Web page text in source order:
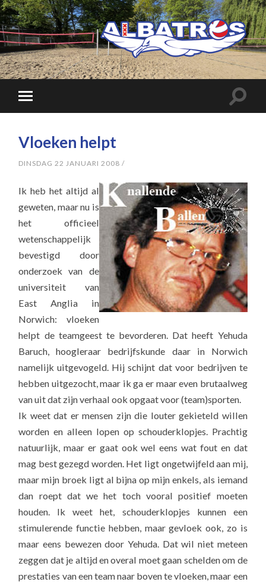
Vloeken helpt
DINSDAG 22 JANUARI 2008 /
Ik heb het altijd al
geweten, maar nu is
het officieel
wetenschappelijk
bevestigd door
onderzoek van de
universiteit van
East Anglia in
Norwich: vloeken
helpt de teamgeest te bevorderen. Dat heeft Yehuda
Baruch, hoogleraar bedrijfskunde daar in Norwich
namelijk uitgevogeld. Hij schijnt dat voor bedrijven te
hebben uitgezocht, maar ik ga er maar even brutaalweg
van uit dat zijn verhaal ook opgaat voor (team)sporten.
Ik weet dat er mensen zijn die louter gekieteld willen
worden en alleen lopen op schouderklopjes. Prachtig
natuurlijk, maar er gaat ook wel eens wat fout en dat
mag best gezegd worden. Het ligt ongetwijfeld aan mij,
maar mijn broek ligt al bijna op mijn enkels, als iemand
dan roept dat we het toch vooral positief moeten
houden. Ik weet het, schouderklopjes kunnen een
stimulerende functie hebben, maar gevloek ook, zo is
maar eens bewezen door Yehuda. Dat wil niet meteen
zeggen dat je altijd en overal moet gaan schelden om de
prestaties van een team naar boven te vloeken, maar een